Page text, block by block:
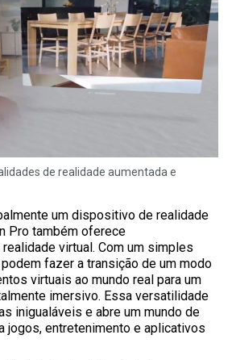
de realidade aumentada e
um dispositivo de realidade
Pro também oferece
virtual. Com um simples
fazer a transição de um modo
virtuais ao mundo real para um
imersivo. Essa versatilidade
inigualáveis ​​e abre um mundo de
jogos, entretenimento e aplicativos